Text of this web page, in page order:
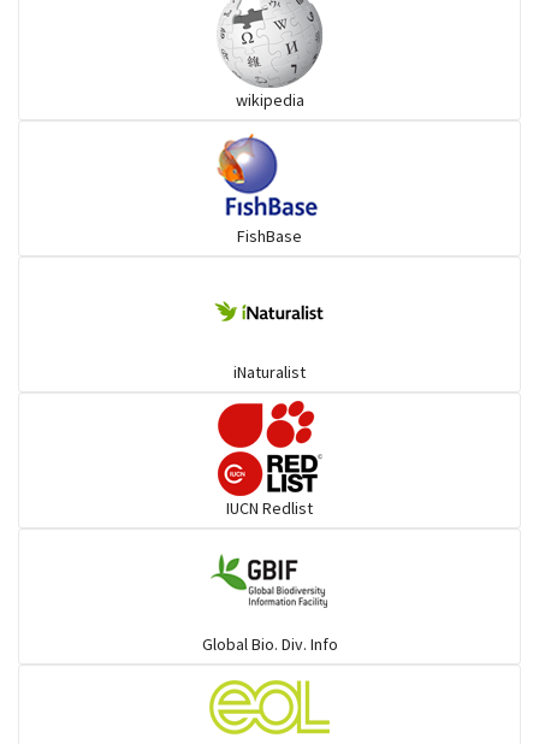
অজানা (Mojarra)
শাপলাপাতা ও সহজাত
wikipedia
FishBase
iNaturalist
IUCN Redlist
Global Bio. Div. Info